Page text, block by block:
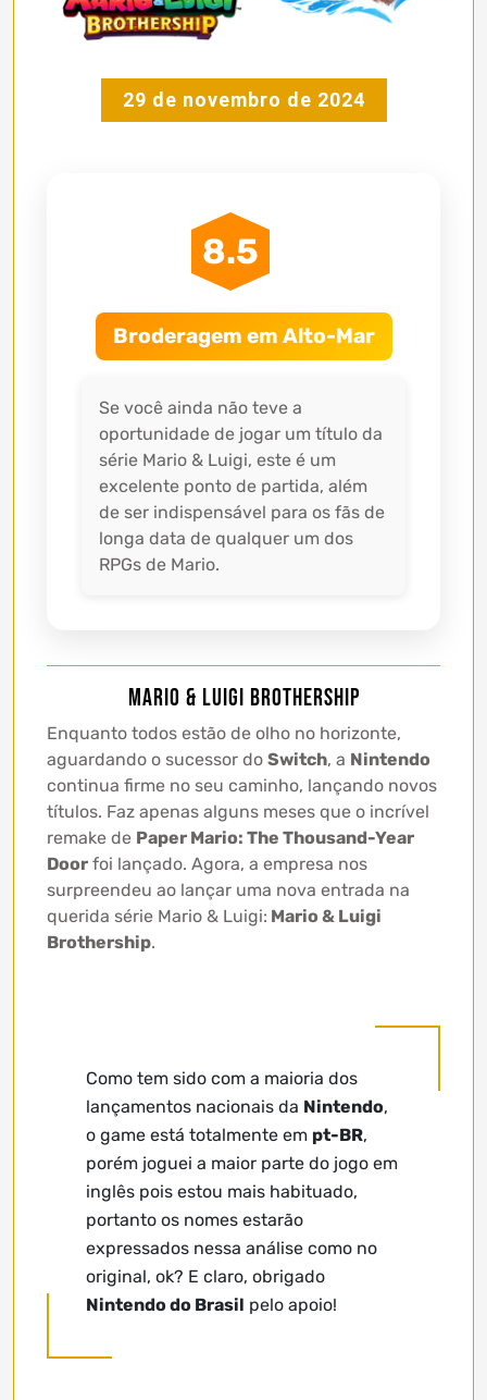
29 de novembro de 2024
8.5
Broderagem em Alto-Mar
Se você ainda não teve a
oportunidade de jogar um título da
série Mario & Luigi, este é um
excelente ponto de partida, além
de ser indispensável para os fãs de
longa data de qualquer um dos
RPGs de Mario.
Mario & Luigi Brothership
Enquanto todos estão de olho no horizonte,
aguardando o sucessor do Switch, a Nintendo
continua firme no seu caminho, lançando novos
títulos. Faz apenas alguns meses que o incrível
remake de Paper Mario: The Thousand-Year
Door foi lançado. Agora, a empresa nos
surpreendeu ao lançar uma nova entrada na
querida série Mario & Luigi: Mario & Luigi
Brothership.
Como tem sido com a maioria dos
lançamentos nacionais da Nintendo,
o game está totalmente em pt-BR,
porém joguei a maior parte do jogo em
inglês pois estou mais habituado,
portanto os nomes estarão
expressados nessa análise como no
original, ok? E claro, obrigado
Nintendo do Brasil pelo apoio!